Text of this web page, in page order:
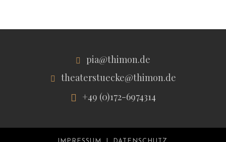
pia@thimon.de
theaterstuecke@thimon.de
+49 (0)172-6974314